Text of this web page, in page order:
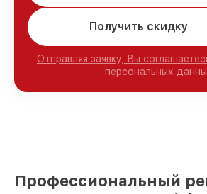
Получить скидку
Отправляя заявку, Вы
персональных
Профессиональный